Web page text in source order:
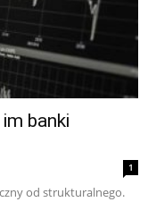
banki
1
od strukturalnego.